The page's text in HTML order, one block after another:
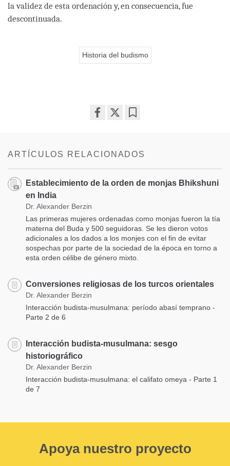
la validez de esta ordenación y, en consecuencia, fue
descontinuada.
Historia del budismo
ARTÍCULOS RELACIONADOS
Establecimiento de la orden de monjas Bhikshuni
en India
Dr. Alexander Berzin
Las primeras mujeres ordenadas como monjas fueron la tía
materna del Buda y 500 seguidoras. Se les dieron votos
adicionales a los dados a los monjes con el fin de evitar
sospechas por parte de la sociedad de la época en torno a
esta orden célibe de género mixto.
Conversiones religiosas de los turcos orientales
Dr. Alexander Berzin
Interacción budista-musulmana: período abasí temprano -
Parte 2 de 6
Interacción budista-musulmana: sesgo
historiográfico
Dr. Alexander Berzin
Interacción budista-musulmana: el califato omeya - Parte 1
de 7
Apoya nuestro proyecto